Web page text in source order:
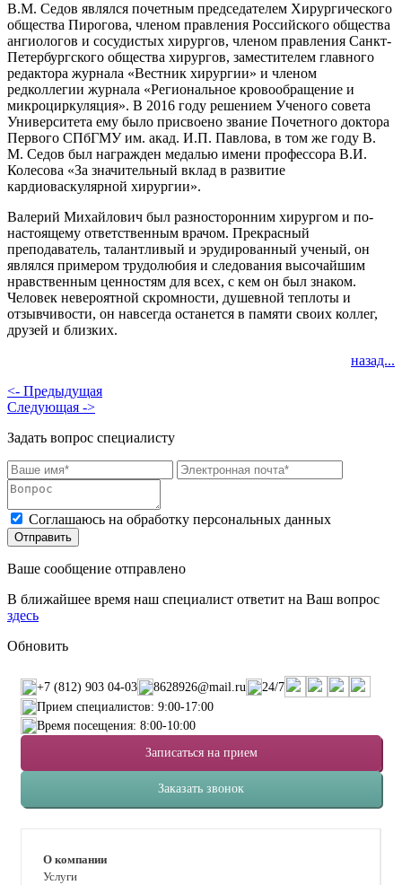
В.М. Седов являлся почетным председателем Хирургического
общества Пирогова, членом правления Российского общества
ангиологов и сосудистых хирургов, членом правления Санкт-
Петербургского общества хирургов, заместителем главного
редактора журнала «Вестник хирургии» и членом
редколлегии журнала «Региональное кровообращение и
микроциркуляция». В 2016 году решением Ученого совета
Университета ему было присвоено звание Почетного доктора
Первого СПбГМУ им. акад. И.П. Павлова, в том же году В.
М. Седов был награжден медалью имени профессора В.И.
Колесова «За значительный вклад в развитие
кардиоваскулярной хирургии».
Валерий Михайлович был разносторонним хирургом и по-
настоящему ответственным врачом. Прекрасный
преподаватель, талантливый и эрудированный ученый, он
являлся примером трудолюбия и следования высочайшим
нравственным ценностям для всех, с кем он был знаком.
Человек невероятной скромности, душевной теплоты и
отзывчивости, он навсегда останется в памяти своих коллег,
друзей и близких.
назад...
<- Предыдущая
Следующая ->
Задать вопрос специалисту
Соглашаюсь на обработку персональных данных
Ваше сообщение отправлено
В ближайшее время наш специалист ответит на Ваш вопрос
здесь
Обновить
+7 (812) 903 04-03 8628926@mail.ru
24/7
Прием специалистов: 9:00-17:00
Время посещения: 8:00-10:00
Записаться на прием
Заказать звонок
О компании
Услуги